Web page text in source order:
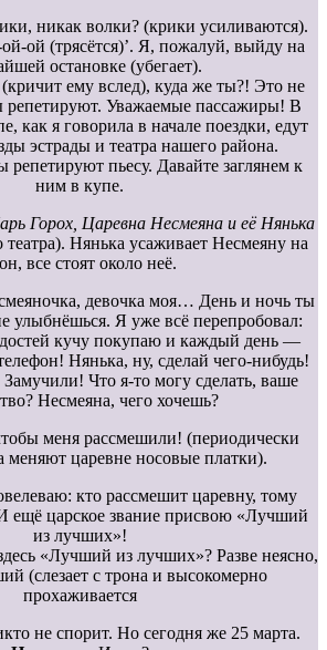
никак волки? (крики усиливаются).
ой (трясётся)’. Я, пожалуй, выйду на
остановке (убегает).
(кричит ему вслед), куда же ты?! Это не
репетируют. Уважаемые пассажиры! В
как я говорила в начале поездки, едут
эстрады и театра нашего района.
пьесу. Давайте заглянем к
ним в купе.
Горох, Царевна Несмеяна и её Нянька
театра). Нянька усаживает Несмеяну на
все стоят около неё.
девочка моя… День и ночь ты
улыбнёшься. Я уже всё перепробовал:
кучу покупаю и каждый день —
Нянька, ну, сделай чего-нибудь!
Что я-то могу сделать, ваше
Несмеяна, чего хочешь?
меня рассмешили! (периодически
меняют царевне носовые платки).
кто рассмешит царевну, тому
ещё царское звание присвою «Лучший
из лучших»!
«Лучший из лучших»? Разве неясно,
(слезает с трона и высокомерно
прохаживается
не спорит. Но сегодня же 25 марта.